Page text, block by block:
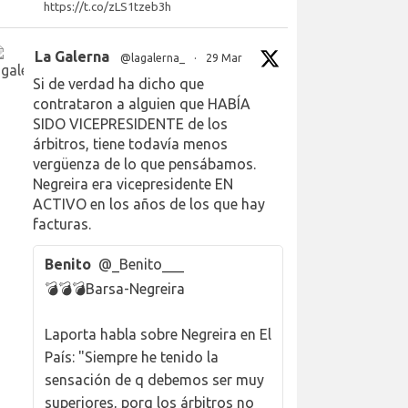
https://t.co/zLS1tzeb3h
La Galerna @lagalerna_ · 29 Mar
Si de verdad ha dicho que
contrataron a alguien que HABÍA
SIDO VICEPRESIDENTE de los
árbitros, tiene todavía menos
vergüenza de lo que pensábamos.
Negreira era vicepresidente EN
ACTIVO en los años de los que hay
facturas.
Benito @_Benito___
💣💣💣Barsa-Negreira
Laporta habla sobre Negreira en El
País: "Siempre he tenido la
sensación de q debemos ser muy
superiores, porq los árbitros no